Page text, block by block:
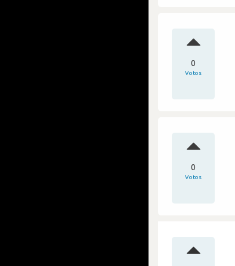
0
Votos
0
Votos